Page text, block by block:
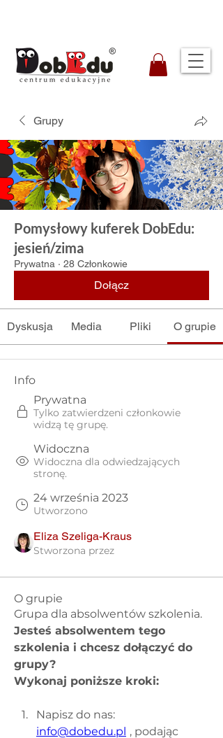
Grupy
Pomysłowy kuferek DobEdu:
jesień/zima
Prywatna · 28 Członkowie
Dołącz
Dyskusja Media Pliki O grupie
Info
Prywatna
Tylko zatwierdzeni członkowie
widzą tę grupę.
Widoczna
Widoczna dla odwiedzających
stronę.
24 września 2023
Utworzono
Eliza Szeliga-Kraus
Stworzona przez
O grupie
Grupa dla absolwentów szkolenia.
Jesteś absolwentem tego
szkolenia i chcesz dołączyć do
grupy?
Wykonaj poniższe kroki:
info@dobedu.pl , podając